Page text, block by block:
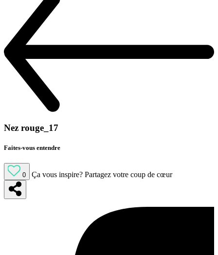
Nez rouge_17
Faites-vous entendre
0 Ça vous inspire? Partagez votre coup de cœur